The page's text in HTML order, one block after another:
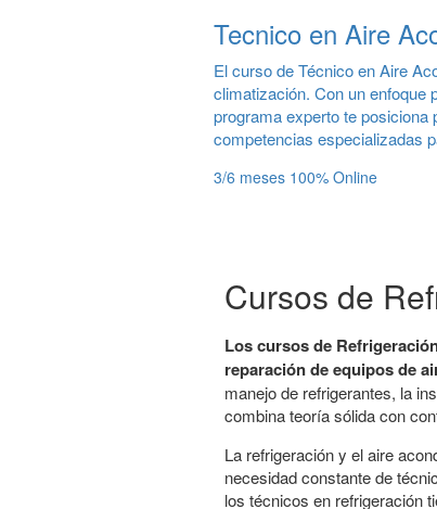
Tecnico en Aire
El curso de Técnico en Aire
climatización. Con un enfoque
programa experto te
competencias especializadas
3/6 meses 100% Online
Cursos de
Los cursos de
reparación de equipos de
manejo de refrigerantes, la
combina teoría sólida con
La refrigeración y el aire
necesidad constante de
los técnicos en refrigeración